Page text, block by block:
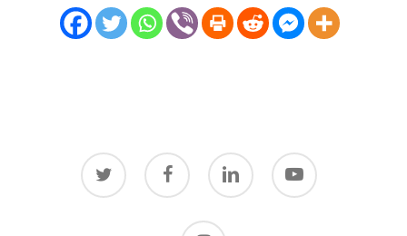
twitter facebook linkedin youtube
instagram